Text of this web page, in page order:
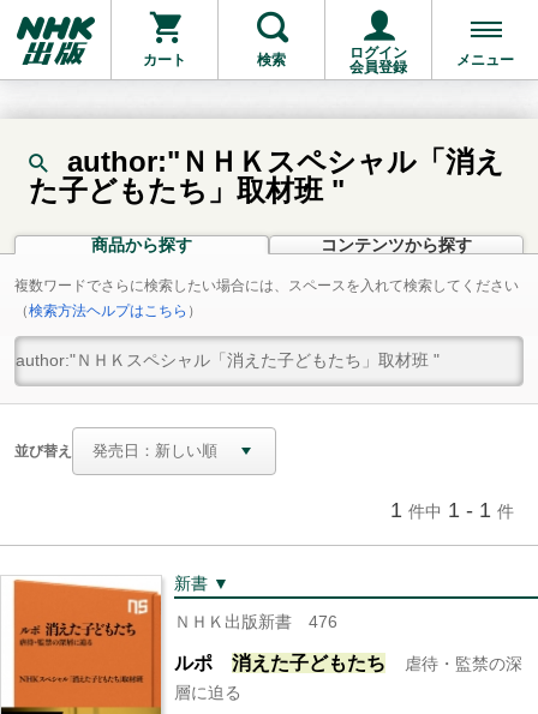
カート 検索
ログイン
会員登録
メニュー
author:"ＮＨＫスペシャル「消え
た子どもたち」取材班 "
商品から探す コンテンツから探す
複数ワードでさらに検索したい場合には、スペースを入れて検索してください
（検索方法ヘルプはこちら ）
並び替え
1 件中 1 - 1 件
新書 ▼
ＮＨＫ出版新書 476
ルポ 消え た子どもたち
虐待・監禁の深
層に迫る